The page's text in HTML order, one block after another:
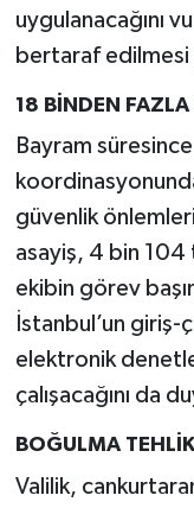
uygulanacağını
bertaraf edilmesi
18 BİNDEN
Bayram süresince
güvenlik
asayiş, 4 bin
ekibin görev
İstanbul’un giriş-
elektronik
çalışacağını da
BOĞULMA
Valilik,